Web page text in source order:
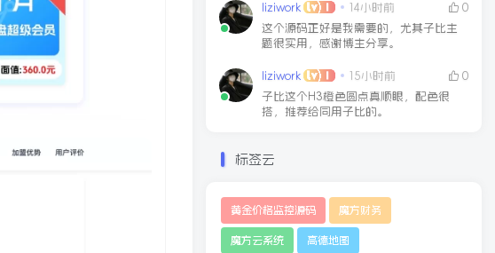
liziwork 14小时前
0
这个源码正好是我需要的，尤其子比主
题很实用，感谢博主分享。
liziwork 15小时前
0
子比这个H3橙色圆点真顺眼，配色很
搭，推荐给同用子比的。
标签云
黄金价格监控源码 魔方财务
魔方云系统 高德地图